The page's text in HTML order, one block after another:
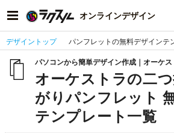
オンラインデザイン
デザイントップ パンフレットの無料デザインテ
パソコンから簡単デザイン作成｜オーケス
オーケストラの二
がりパンフレット
テンプレート一覧